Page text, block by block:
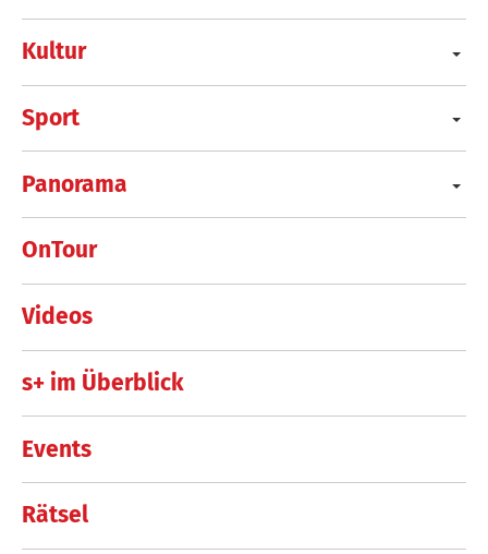
Kultur
Sport
Panorama
OnTour
Videos
s+ im Überblick
Events
Rätsel